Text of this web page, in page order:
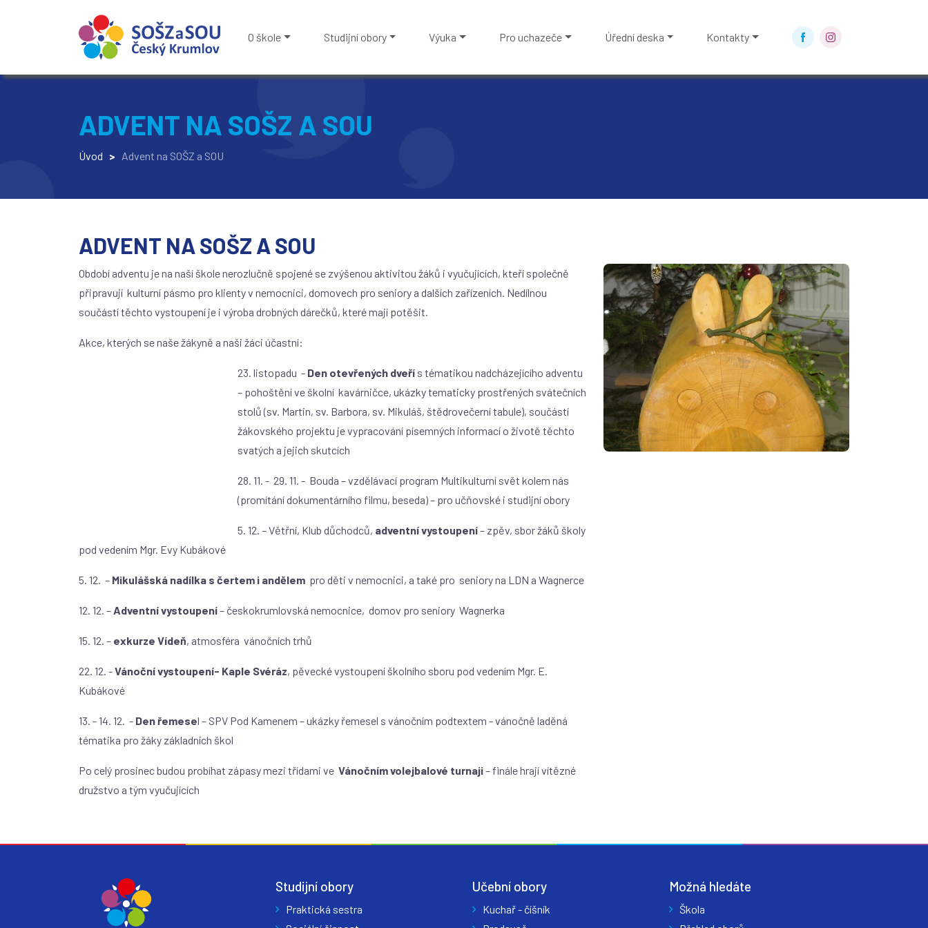
O škole Studijní obory Výuka Pro uchazeče Úřední deska Kontakty
ADVENT NA SOŠZ A SOU
Úvod > Advent na SOŠZ a SOU
ADVENT NA SOŠZ A SOU
Období adventu je na naší škole nerozlučně spojené se zvýšenou aktivitou žáků i vyučujících, kteří společně
připravují kulturní pásmo pro klienty v nemocnici, domovech pro seniory a dalších zařízeních. Nedílnou
součástí těchto vystoupení je i výroba drobných dárečků, které mají potěšit.
Akce, kterých se naše žákyně a naši žáci účastní:
23. listopadu - Den otevřených dveří s tématikou nadcházejícího adventu
– pohoštění ve školní kavárničce, ukázky tematicky prostřených svátečních
stolů (sv. Martin, sv. Barbora, sv. Mikuláš, štědrovečerní tabule), součástí
žákovského projektu je vypracování písemných informací o životě těchto
svatých a jejich skutcích
28. 11. - 29. 11. - Bouda – vzdělávací program Multikulturní svět kolem nás
(promítání dokumentárního filmu, beseda) – pro učňovské i studijní obory
5. 12. – Větřní, Klub důchodců, adventní vystoupení– zpěv, sbor žáků školy
pod vedením Mgr. Evy Kubákové
5. 12. – Mikulášská nadílka s čertem i andělem pro děti v nemocnici, a také pro seniory na LDN a Wagnerce
12. 12. –Adventní vystoupení– českokrumlovská nemocnice, domov pro seniory Wagnerka
15. 12. – exkurze Vídeň, atmosféra vánočních trhů
22. 12. -Vánoční vystoupení- Kaple Svéráz, pěvecké vystoupení školního sboru pod vedením Mgr. E.
Kubákové
13. - 14. 12. - Den řemesel – SPV Pod Kamenem – ukázky řemesel s vánočním podtextem - vánočně laděná
tématika pro žáky základních škol
Po celý prosinec budou probíhat zápasy mezi třídami ve Vánočním volejbalové turnaji– finále hrají vítězné
družstvo a tým vyučujících
Studijní obory
Praktická sestra
Učební obory
Kuchař - číšník
Možná hledáte
Škola